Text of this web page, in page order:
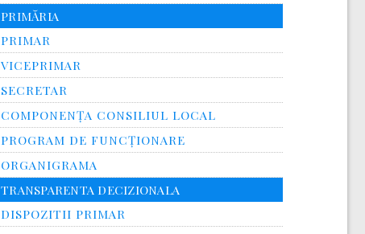
PRIMĂRIA
PRIMAR
VICEPRIMAR
SECRETAR
COMPONENȚA CONSILIUL LOCAL
PROGRAM DE FUNCȚIONARE
ORGANIGRAMA
TRANSPARENTA DECIZIONALA
DISPOZITII PRIMAR